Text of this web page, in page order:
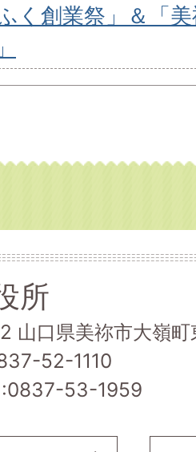
く創業祭」＆「
所
山口県美祢市大嶺
52-1110
:0837-53-1959